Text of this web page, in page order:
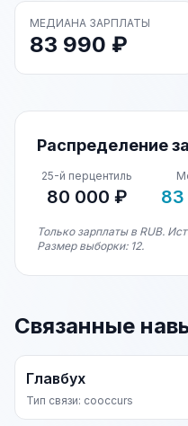
МЕДИАНА ЗАРПЛАТЫ
83 990 ₽
Распределение
25-й перцентиль
80 000 ₽
Только зарплаты в RUB.
Размер выборки: 12.
Связанные
Главбух
Тип связи: cooccurs